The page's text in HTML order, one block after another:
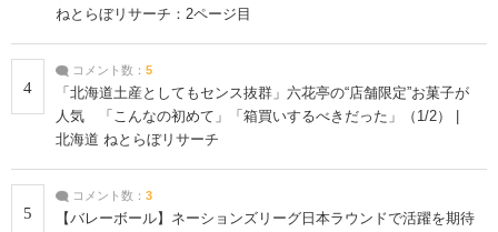
ねとらぼリサーチ：2ページ目
4
コメント数： 5
「北海道土産としてもセンス抜群」六花亭の“店舗限定”お菓子が
人気 「こんなの初めて」「箱買いするべきだった」（1/2） |
北海道 ねとらぼリサーチ
5
コメント数： 3
【バレーボール】ネーションズリーグ日本ラウンドで活躍を期待